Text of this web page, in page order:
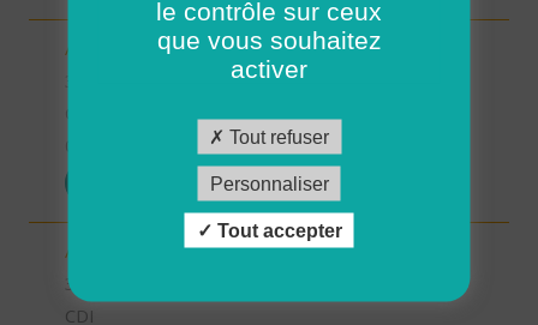
Auxiliaire de vie JUVIGNAC (H/F)
Aide à domicile LUNEL (H/F)
34 - Hérault
CDI
le contrôle sur ceux
que vous souhaitez
activer
Tout refuser
Personnaliser
Tout accepter